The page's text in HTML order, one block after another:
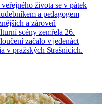
života se v pátek
a pedagogem
a zároveň
scény zemřela 26.
začalo v jedenáct
v pražských Strašnicích.